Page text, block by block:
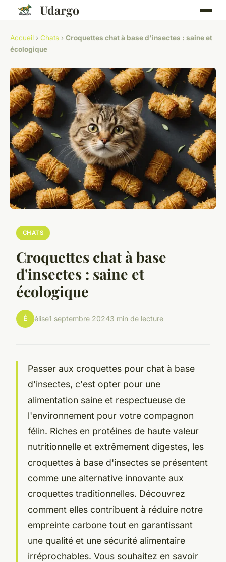
Udargo
Accueil › Chats › Croquettes chat à base d'insectes : saine et
écologique
CHATS
Croquettes chat à base
d'insectes : saine et
écologique
É élise1 septembre 20243 min de lecture
Passer aux croquettes pour chat à base
d'insectes, c'est opter pour une
alimentation saine et respectueuse de
l'environnement pour votre compagnon
félin. Riches en protéines de haute valeur
nutritionnelle et extrêmement digestes, les
croquettes à base d'insectes se présentent
comme une alternative innovante aux
croquettes traditionnelles. Découvrez
comment elles contribuent à réduire notre
empreinte carbone tout en garantissant
une qualité et une sécurité alimentaire
irréprochables. Vous souhaitez en savoir